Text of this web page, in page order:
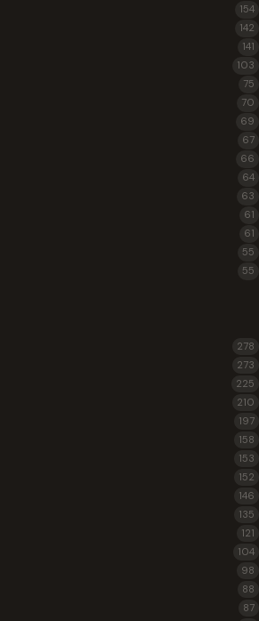
154
142
141
103
75
70
69
67
66
64
63
61
61
55
55
278
273
225
210
197
158
153
152
146
135
121
104
98
88
87